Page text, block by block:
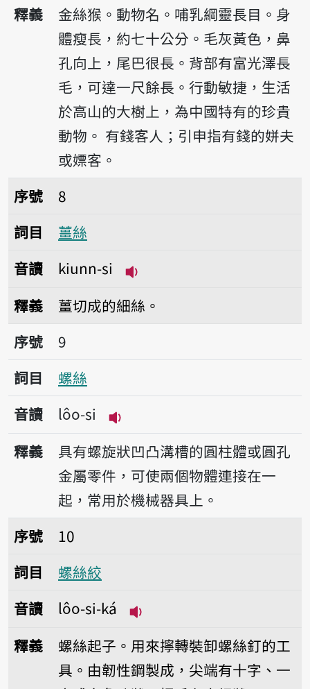
釋義
金絲猴。動物名。哺乳綱靈長目。身
體瘦長，約七十公分。毛灰黃色，鼻
孔向上，尾巴很長。背部有富光澤長
毛，可達一尺餘長。行動敏捷，生活
於高山的大樹上，為中國特有的珍貴
動物。 有錢客人；引申指有錢的姘夫
或嫖客。
序號8薑絲
序號
8
詞目
薑絲
音讀
kiunn-si
釋義
薑切成的細絲。
序號9螺絲
序號
9
詞目
螺絲
音讀
lôo-si
播放音讀lôo-si
釋義
具有螺旋狀凹凸溝槽的圓柱體或圓孔
金屬零件，可使兩個物體連接在一
起，常用於機械器具上。
序號10螺絲絞
序號
10
詞目
螺絲絞
音讀
lôo-si-ká
釋義
螺絲起子。用來擰轉裝卸螺絲釘的工
具。由韌性鋼製成，尖端有十字、一